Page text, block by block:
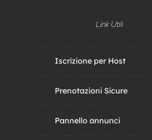
Link Utili
Iscrizione per Host
Prenotazioni Sicure
Pannello annunci